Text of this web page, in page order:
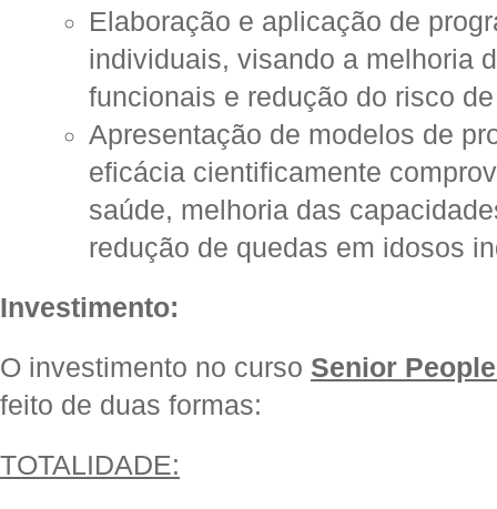
Elaboração e aplicação de
individuais, visando a melhoria
funcionais e redução do risco
Apresentação de modelos de
eficácia cientificamente
saúde, melhoria das
redução de quedas em idosos
Investimento:
O investimento no curso Senior
feito de duas formas:
TOTALIDADE: